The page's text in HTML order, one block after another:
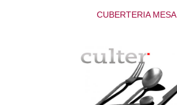
CUBERTERIA MESA